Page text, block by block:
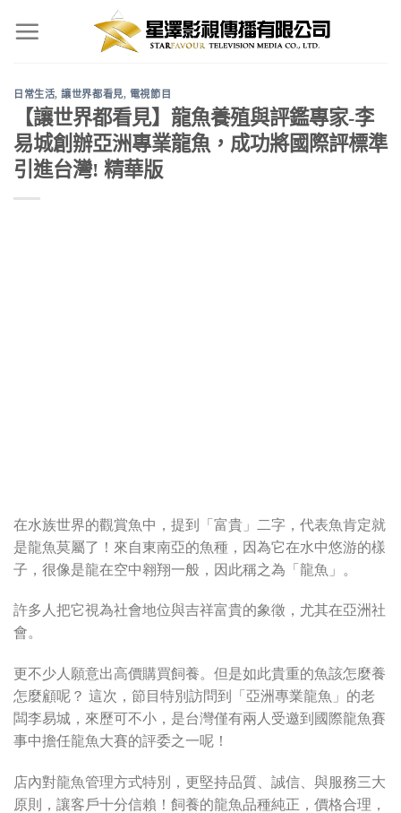
日常生活,讓世界都看見, 電視節目
【讓世界都看見】龍魚養殖與評鑑專家-李
易城創辦亞洲專業龍魚，成功將國際評標準
引進台灣! 精華版
在水族世界的觀賞魚中，提到「富貴」二字，代表魚肯定就
是龍魚莫屬了！來自東南亞的魚種，因為它在水中悠游的樣
子，很像是龍在空中翱翔一般，因此稱之為「龍魚」。
許多人把它視為社會地位與吉祥富貴的象徵，尤其在亞洲社
會。
更不少人願意出高價購買飼養。但是如此貴重的魚該怎麼養
怎麼顧呢？ 這次，節目特別訪問到「亞洲專業龍魚」的老
闆李易城，來歷可不小，是台灣僅有兩人受邀到國際龍魚賽
事中擔任龍魚大賽的評委之一呢！
店內對龍魚管理方式特別，更堅持品質、誠信、與服務三大
原則，讓客戶十分信賴！飼養的龍魚品種純正，價格合理，